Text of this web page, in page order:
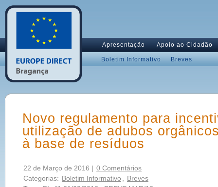
Apresentação Apoio ao Cidadão
Boletim Informativo Breves
Novo regulamento para
utilização de adubos
à base de resíduos
22 de Março de 2016 | 0 Comentários
Categorias: Boletim Informativo
Breves